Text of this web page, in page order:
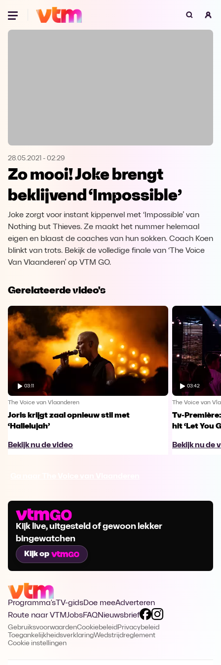
Oeps, browser niet ondersteund
Microsoft Edge Download
Opera Download
28.05.2021 - 02:29
Zo mooi! Joke brengt
beklijvend ‘Impossible’
Joke zorgt voor instant kippenvel met ‘Impossible’ van
Nothing but Thieves. Ze maakt het nummer helemaal
eigen en blaast de coaches van hun sokken. Coach Koen
blinkt van trots. Bekijk de volledige finale van ‘The Voice
Van Vlaanderen’ op VTM GO.
Gerelateerde video's
03:11
The Voice van Vlaanderen
Joris krijgt zaal opnieuw stil met
‘Hallelujah’
Bekijk nu de video
03:42
The Voice van
Tv-
hit ‘Let You
Bekijk nu de
Kijk live, uitgesteld of gewoon lekker
bingewatchen
Kijk op
Programma's TV-gidsDoe meeAdverteren
Route naar VTMJobsFAQNieuwsbrief
GebruiksvoorwaardenCookiebeleid Privacybeleid
ToegankelijkheidsverklaringWedstrijdreglement
Cookie instellingen